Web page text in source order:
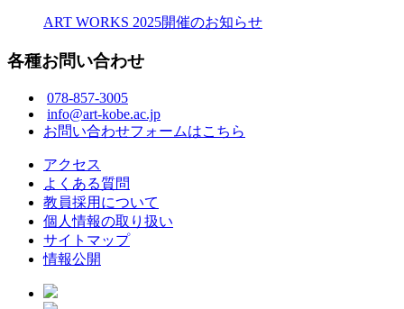
ART WORKS 2025開催のお知らせ
各種お問い合わせ
078-857-3005
info@art-kobe.ac.jp
お問い合わせフォームはこちら
アクセス
よくある質問
教員採用について
個人情報の取り扱い
サイトマップ
情報公開